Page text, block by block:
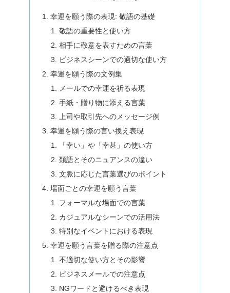
幸運を願う際の表現: 敬語の基礎
敬語の重要性と使い方
相手に敬意を表すための言葉
ビジネスシーンでの適切な使い方
幸運を願う際の文例集
メールでの幸運を祈る表現
手紙・贈り物に添える言葉
上司や取引先へのメッセージ例
幸運を願う際の言い換え表現
「幸い」や「幸甚」の使い方
類語とそのニュアンスの違い
文脈に応じた言葉選びのポイント
場面ごとの幸運を願う言葉
フォーマルな場面での言葉
カジュアルなシーンでの活用法
特別なイベントにおける表現
幸運を願う言葉を贈る際の注意点
不適切な使い方とその影響
ビジネスメールでの注意点
NGワードと避けるべき表現